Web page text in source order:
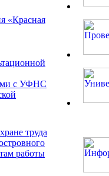
«Красная
с УФНС
труда
работы